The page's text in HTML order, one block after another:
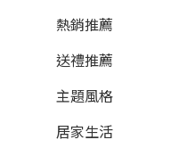
熱銷推薦
送禮推薦
主題風格
居家生活